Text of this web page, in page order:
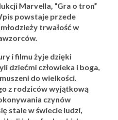
Marvella, “Gra o tron”
powstaje przede
trwałość w
i filmu żyje dzięki
dziećmi człowieka i boga,
do wielkości.
z rodziców wyjątkową
czynów
stale w świecie ludzi,